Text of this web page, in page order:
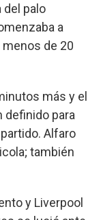
del palo
a
menos de 20
más y el
definido para
Alfaro
también
y Liverpool